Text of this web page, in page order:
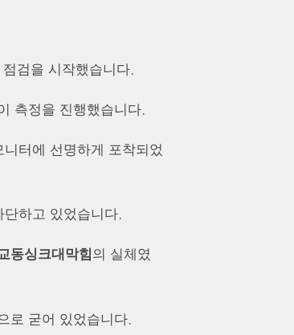
검을 시작했습니다.
측정을 진행했습니다.
터에 선명하게 포착되었
하고 있었습니다.
동싱크대막힘 의 실체였
로 굳어 있었습니다.